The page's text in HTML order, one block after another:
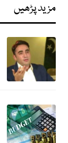
مزید پڑھیں